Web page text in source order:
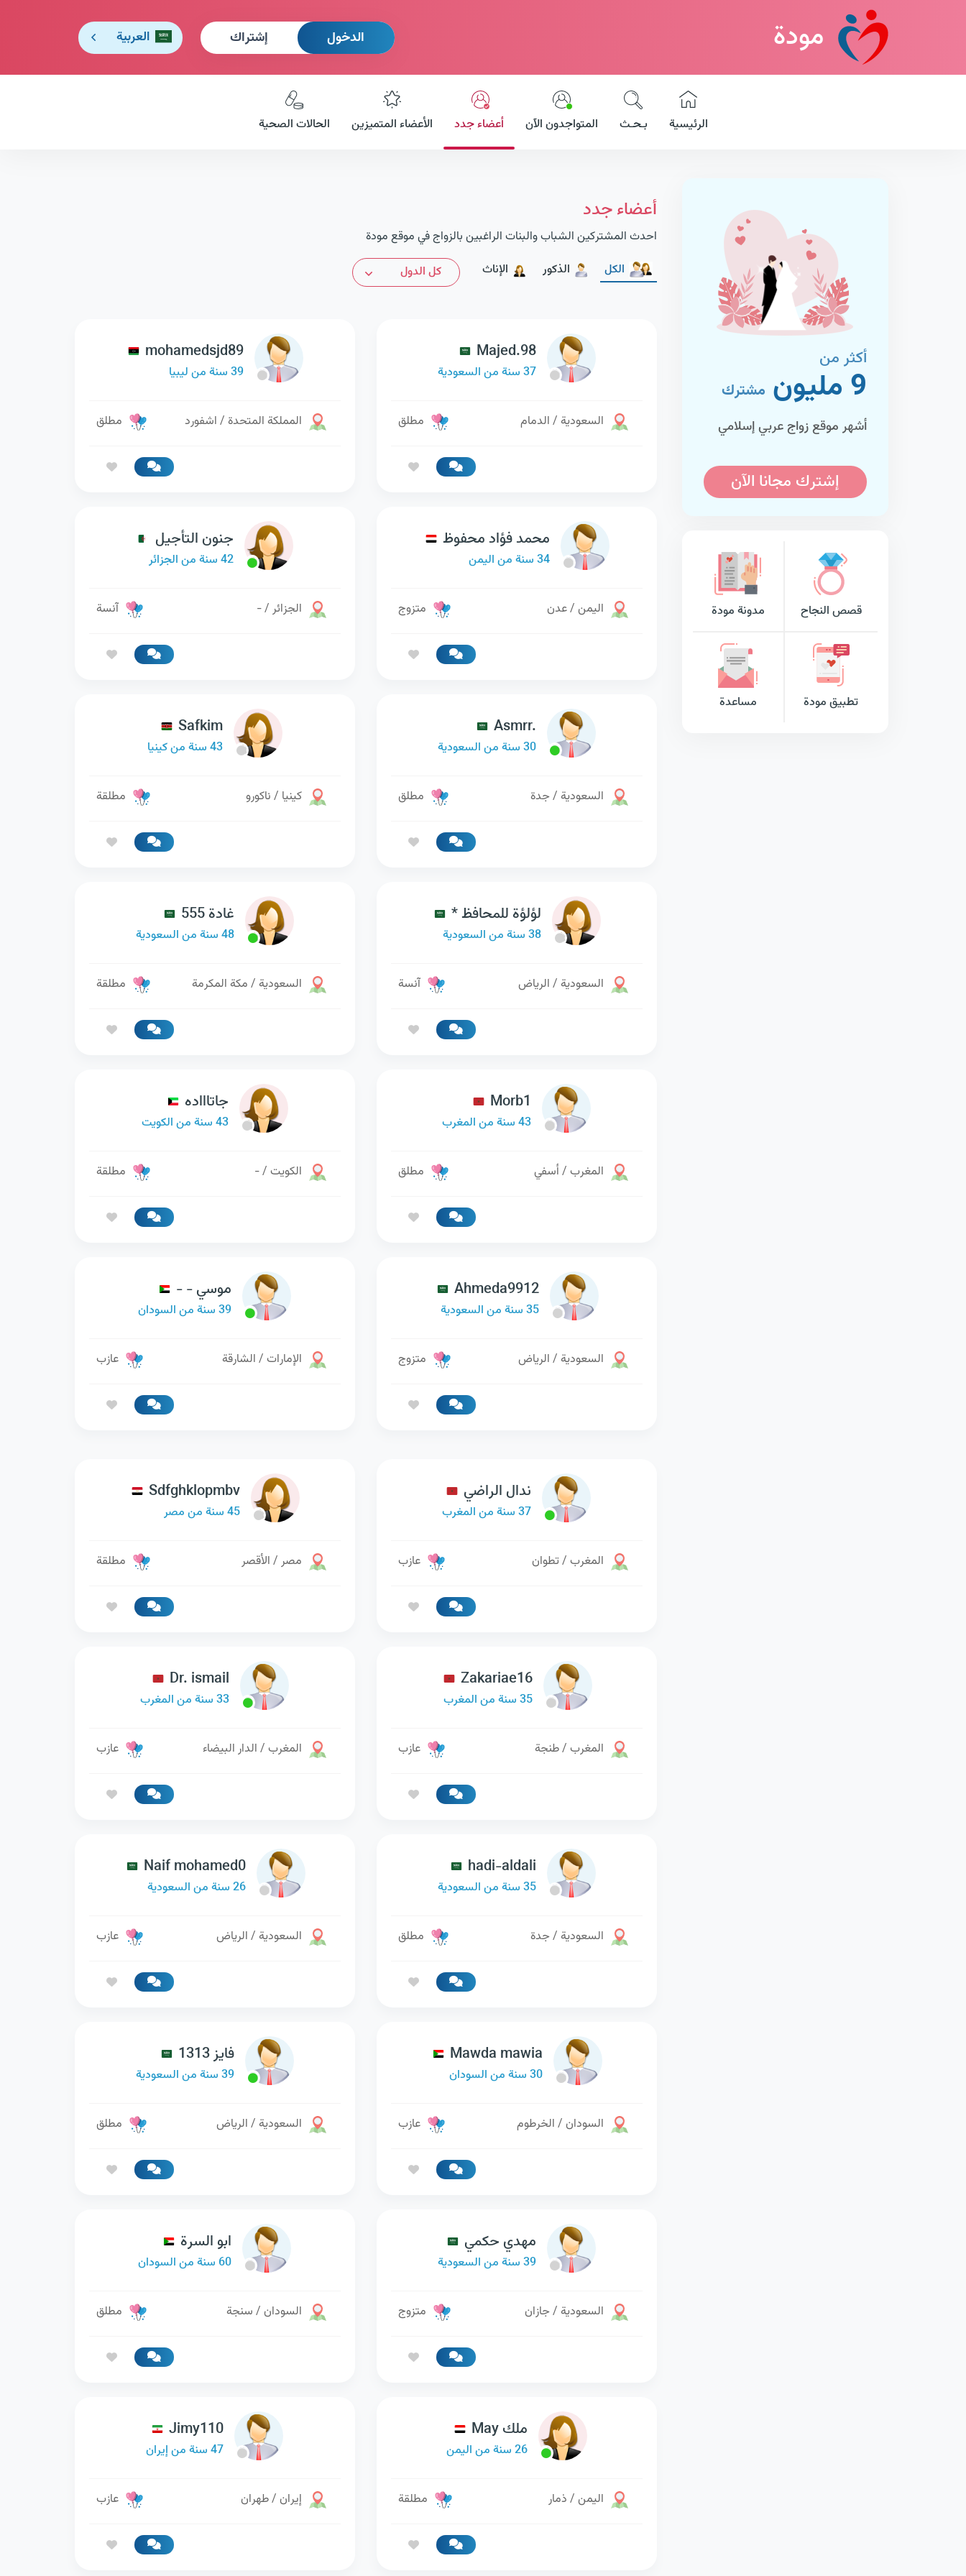
مودة الدخول إشتراك العربية
الرئيسية بـحـث المتواجدون الآن أعضاء جدد الأعضاء المتميزين الحالات الصحية
أكثر من
9 مليون مشترك
أشهر موقع زواج عربي إسلامي
إشترك مجانا الآن
قصص النجاح مدونة مودة
تطبيق مودة مساعدة
أعضاء جدد
احدث المشتركين الشباب والبنات الراغبين بالزواج في موقع مودة
الكل
الذكور الإناث كل الدول
Majed.98
37 سنة من السعودية
السعودية / الدمام مطلق
mohamedsjd89
39 سنة من ليبيا
المملكة المتحدة / اشفورد مطلق
محمد فؤاد محفوظ
34 سنة من اليمن
اليمن / عدن متزوج
جنون التأجيل
42 سنة من الجزائر
الجزائر / - آنسة
Asmrr.
30 سنة من السعودية
السعودية / جدة مطلق
Safkim
43 سنة من كينيا
كينيا / ناكورو مطلقة
لؤلؤة للمحافظ *
38 سنة من السعودية
السعودية / الرياض آنسة
غادة 555
48 سنة من السعودية
السعودية / مكة المكرمة مطلقة
Morb1
43 سنة من المغرب
المغرب / أسفي مطلق
جاتاااده
43 سنة من الكويت
الكويت / - مطلقة
Ahmeda9912
35 سنة من السعودية
السعودية / الرياض متزوج
موسي - -
39 سنة من السودان
الإمارات / الشارقة عازب
ندال الراضي
37 سنة من المغرب
المغرب / تطوان عازب
Sdfghklopmbv
45 سنة من مصر
مصر / الأقصر مطلقة
Zakariae16
35 سنة من المغرب
المغرب / طنجة عازب
Dr. ismail
33 سنة من المغرب
المغرب / الدار البيضاء عازب
hadi-aldali
35 سنة من السعودية
السعودية / جدة مطلق
Naif mohamed0
26 سنة من السعودية
السعودية / الرياض عازب
Mawda mawia
30 سنة من السودان
السودان / الخرطوم عازب
فايز 1313
39 سنة من السعودية
السعودية / الرياض مطلق
مهدي حكمي
39 سنة من السعودية
السعودية / جازان متزوج
ابو السرة
60 سنة من السودان
السودان / سنجة مطلق
ملك May
26 سنة من اليمن
اليمن / ذمار مطلقة
Jimy110
47 سنة من إيران
إيران / طهران عازب